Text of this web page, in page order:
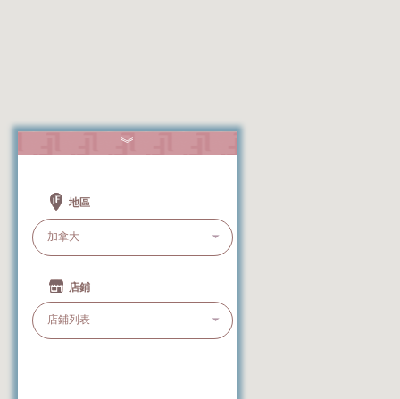
︾
地區
店鋪